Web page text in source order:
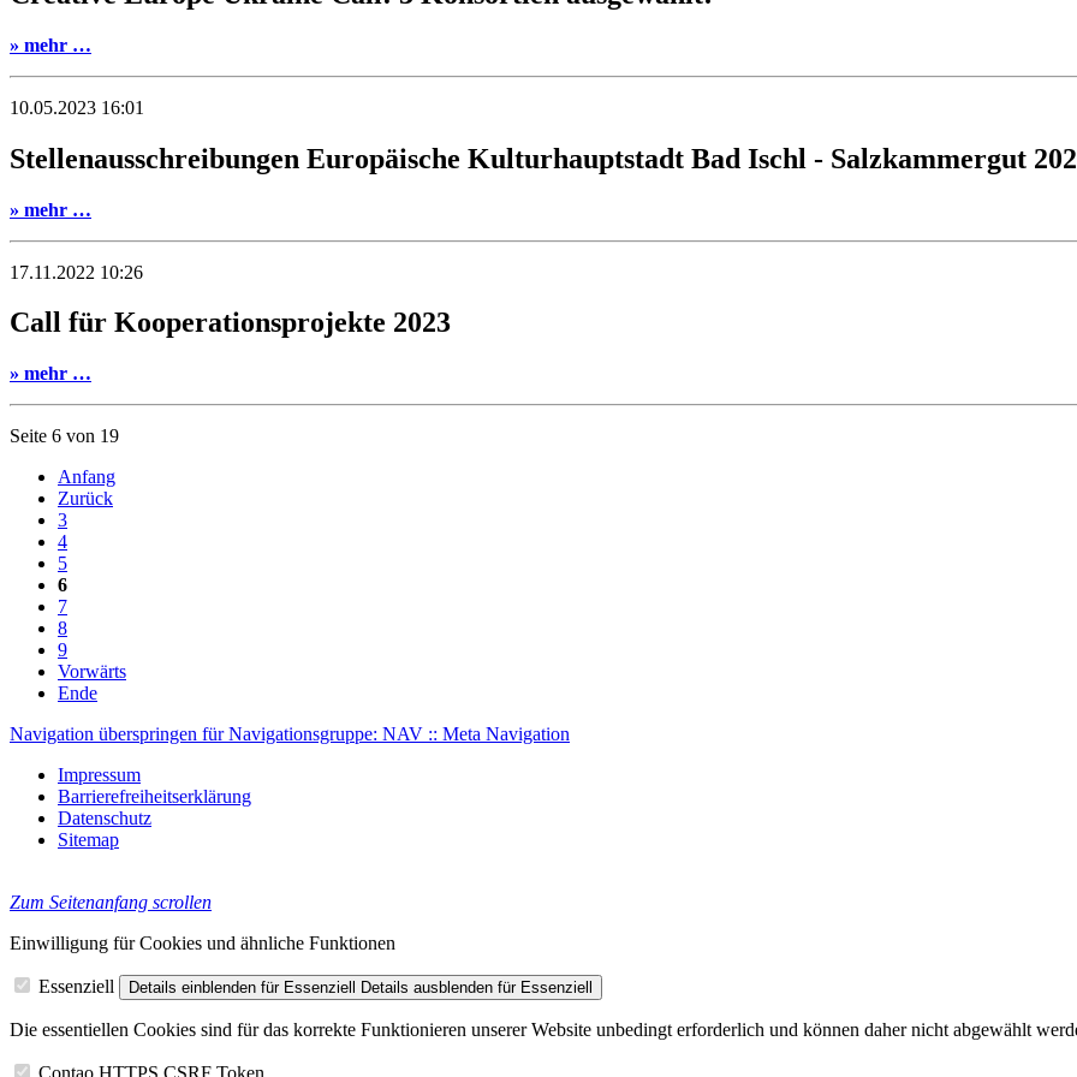
» mehr …
10.05.2023 16:01
Stellenausschreibungen Europäische Kulturhauptstadt Bad Ischl - Salzkammergut
» mehr …
17.11.2022 10:26
Call für Kooperationsprojekte 2023
» mehr …
Seite 6 von 19
Anfang
Zurück
3
4
5
6
7
8
9
Vorwärts
Ende
Navigation überspringen für Navigationsgruppe: NAV :: Meta Navigation
Impressum
Barrierefreiheitserklärung
Datenschutz
Sitemap
Zum Seitenanfang scrollen
Einwilligung für Cookies und ähnliche Funktionen
Essenziell Details einblenden für Essenziell Details ausblenden für Essenziell
Die essentiellen Cookies sind für das korrekte Funktionieren unserer Website unbedingt erforderlich und können daher nicht abgewählt